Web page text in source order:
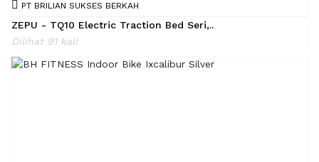
PT BRILIAN SUKSES BERKAH
ZEPU - TQ10 Electric Traction Bed Seri,..
Dilihat 91 kali